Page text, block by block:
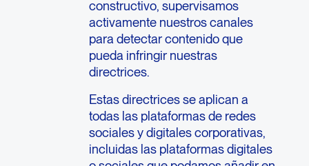
constructivo, supervisamos
activamente nuestros canales
para detectar contenido que
pueda infringir nuestras
directrices.
Estas directrices se aplican a
todas las plataformas de redes
sociales y digitales corporativas,
incluidas las plataformas digitales